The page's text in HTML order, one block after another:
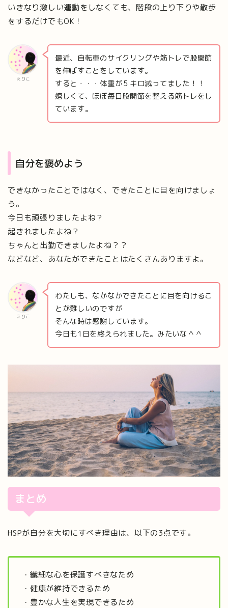
いきなり激しい運動をしなくても、階段の上り下りや散歩
をするだけでもOK！
えりこ
最近、自転車のサイクリングや筋トレで股関節
を伸ばすことをしています。
すると・・・体重が５キロ減ってました！！
嬉しくて、ほぼ毎日股関節を整える筋トレをし
ています。
自分を褒めよう
できなかったことではなく、できたことに目を向けましょ
う。
今日も頑張りましたよね？
起きれましたよね？
ちゃんと出勤できましたよね？？
などなど、あなたができたことはたくさんありますよ。
えりこ
わたしも、なかなかできたことに目を向けるこ
とが難しいのですが
そんな時は感謝しています。
今日も1日を終えられました。みたいな＾＾
まとめ
HSPが自分を大切にすべき理由は、以下の3点です。
・繊細な心を保護すべきなため
・健康が維持できるため
・豊かな人生を実現できるため